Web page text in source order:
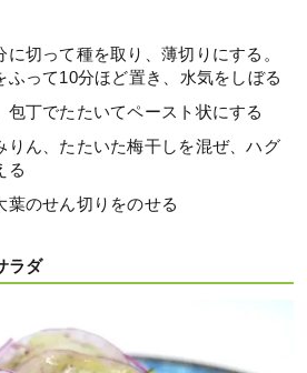
切って種を取り、薄切りにする。
ふって10分ほど置き、水気をしぼる
包丁でたたいてペースト状にする
りん、たたいた梅干しを混ぜ、ハグ
る
葉のせん切りをのせる
ラダ